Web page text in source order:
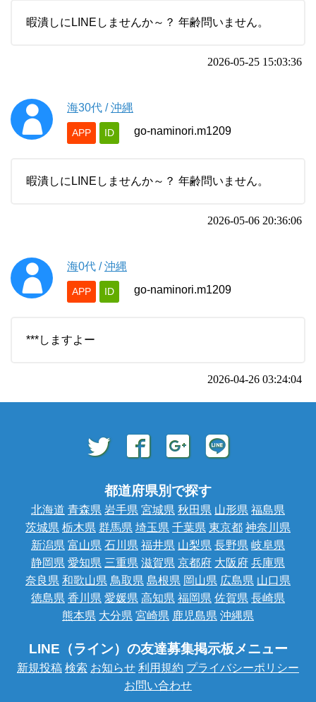
暇潰しにLINEしませんか～？ 年齢問いません。
2026-05-25 15:03:36
海30代 /沖縄
APP ID go-naminori.m1209
暇潰しにLINEしませんか～？ 年齢問いません。
2026-05-06 20:36:06
海0代 /沖縄
APP ID go-naminori.m1209
***しますよー
2026-04-26 03:24:04
都道府県別で探す
北海道 青森県 岩手県 宮城県 秋田県 山形県 福島県
茨城県 栃木県 群馬県 埼玉県 千葉県 東京都 神奈川県
新潟県 富山県 石川県 福井県 山梨県 長野県 岐阜県
静岡県 愛知県 三重県 滋賀県 京都府 大阪府 兵庫県
奈良県 和歌山県 鳥取県 島根県 岡山県 広島県 山口県
徳島県 香川県 愛媛県 高知県 福岡県 佐賀県 長崎県
熊本県 大分県 宮崎県 鹿児島県 沖縄県
LINE（ライン）の友達募集掲示板メニュー
新規投稿 検索 お知らせ 利用規約 プライバシーポリシー
お問い合わせ